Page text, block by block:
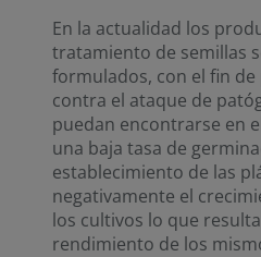
En la actualidad los
tratamiento de semillas
formulados, con el fin
contra el ataque de
puedan encontrarse en
una baja tasa de
establecimiento de las
negativamente el
los cultivos lo que
rendimiento de los